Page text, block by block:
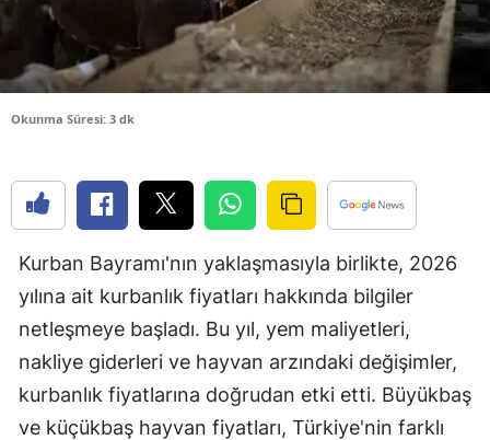
Burdur
Bursa
Çanakkale
Çorum
Denizli
Diyarbakır
Edirne
Elazığ
Erzincan
Okunma Süresi: 3 dk
Kurban Bayramı'nın yaklaşmasıyla birlikte, 2026
yılına ait kurbanlık fiyatları hakkında bilgiler
netleşmeye başladı. Bu yıl, yem maliyetleri,
nakliye giderleri ve hayvan arzındaki değişimler,
kurbanlık fiyatlarına doğrudan etki etti. Büyükbaş
ve küçükbaş hayvan fiyatları, Türkiye'nin farklı